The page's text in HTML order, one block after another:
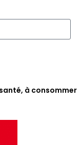
à consommer